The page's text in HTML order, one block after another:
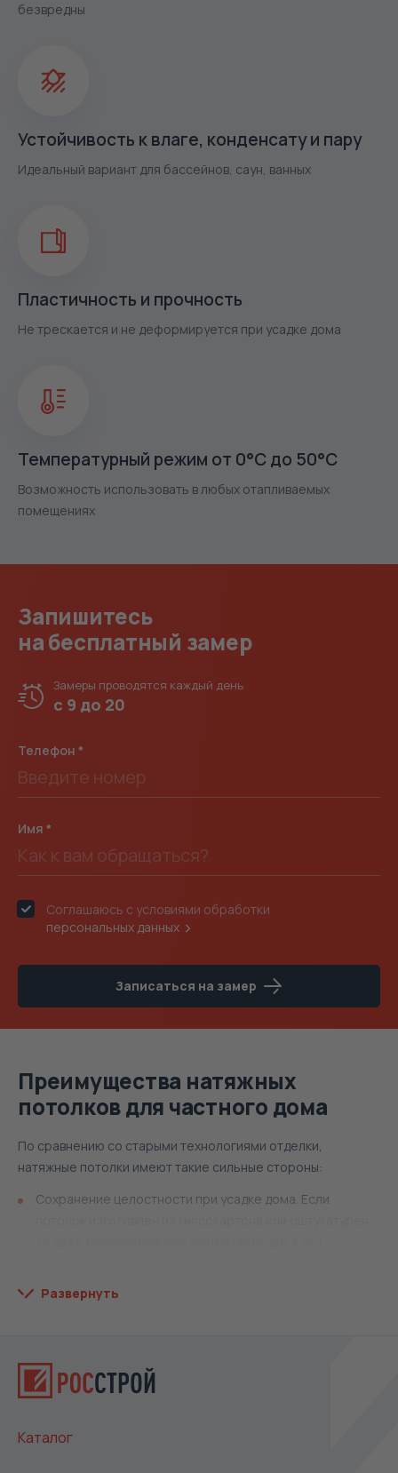
безвредны
Устойчивость к влаге, конденсату и пару
Идеальный вариант для бассейнов, саун, ванных
Пластичность и прочность
Не трескается и не деформируется при усадке дома
Температурный режим от 0°С до 50°С
Возможность использовать в любых отапливаемых
помещениях
Запишитесь
на бесплатный замер
Замеры проводятся каждый день
с 9 до 20
Телефон
Имя
Соглашаюсь с условиями обработки
персональных данных
Записаться на замер
Преимущества натяжных
потолков для частного дома
По сравнению со старыми технологиями отделки,
натяжные потолки имеют такие сильные стороны:
Сохранение целостности при усадке дома. Если
растягиваются, но не рвутся. И если на побеленных или
оклеенных потолках остаются пятна после протечки, то
возвращают свой прежний внешний вид без дефектов.
Развернуть
Каталог